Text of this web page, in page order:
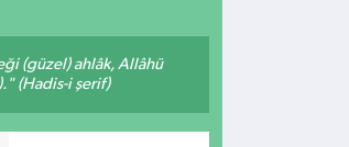
(güzel) ahlâk, Allâhü
(Hadis-i şerif)